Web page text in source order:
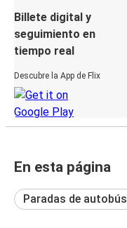
Billete digital y
seguimiento en
tiempo real
Descubre la App de Flix
En esta página
Paradas de autobús